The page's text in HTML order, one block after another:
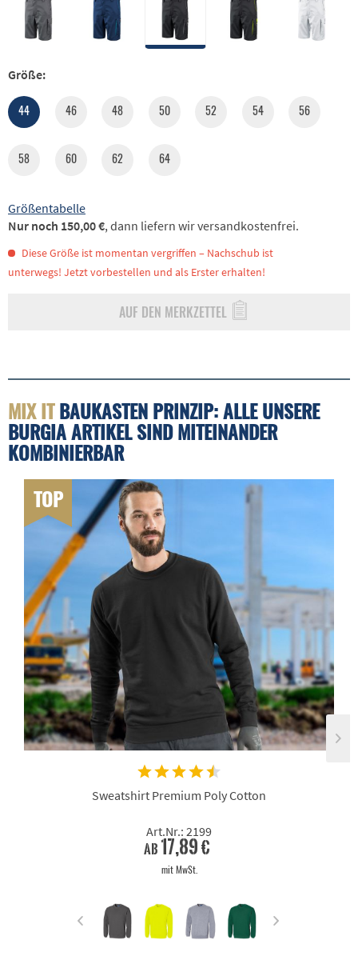
Größe:
44 46 48 50 52 54 56
58 60 62 64
Größentabelle
Diese Größe ist momentan vergriffen – Nachschub ist
unterwegs! Jetzt vorbestellen und als Erster erhalten!
AUF DEN MERKZETTEL
Nur noch 150,00 €, dann liefern wir versandkostenfrei.
MIX ITBAUKASTEN PRINZIP: ALLE UNSERE
BURGIA ARTIKEL SIND MITEINANDER
KOMBINIERBAR
TOP
Sweatshirt Premium Poly Cotton
Art.Nr.: 2199
ab 17,89 €
mit MwSt.